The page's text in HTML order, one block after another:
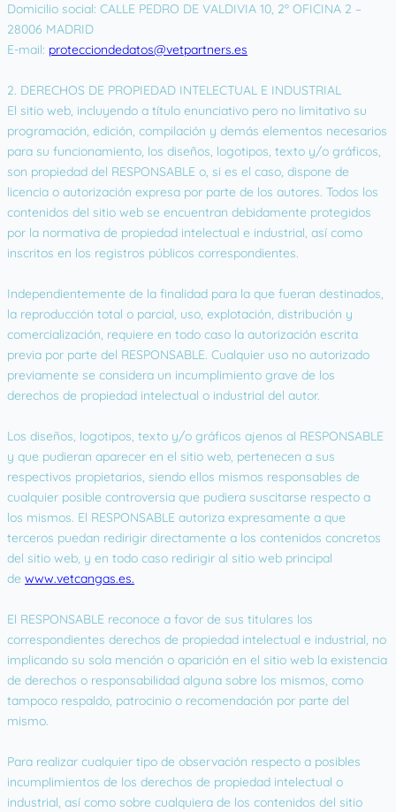
Domicilio social: CALLE PEDRO DE VALDIVIA 10, 2º OFICINA 2 –
28006 MADRID
E-mail: protecciondedatos@vetpartners.es
2. DERECHOS DE PROPIEDAD INTELECTUAL E INDUSTRIAL
El sitio web, incluyendo a título enunciativo pero no limitativo su
programación, edición, compilación y demás elementos necesarios
para su funcionamiento, los diseños, logotipos, texto y/o gráficos,
son propiedad del RESPONSABLE o, si es el caso, dispone de
licencia o autorización expresa por parte de los autores. Todos los
contenidos del sitio web se encuentran debidamente protegidos
por la normativa de propiedad intelectual e industrial, así como
inscritos en los registros públicos correspondientes.
Independientemente de la finalidad para la que fueran destinados,
la reproducción total o parcial, uso, explotación, distribución y
comercialización, requiere en todo caso la autorización escrita
previa por parte del RESPONSABLE. Cualquier uso no autorizado
previamente se considera un incumplimiento grave de los
derechos de propiedad intelectual o industrial del autor.
Los diseños, logotipos, texto y/o gráficos ajenos al RESPONSABLE
y que pudieran aparecer en el sitio web, pertenecen a sus
respectivos propietarios, siendo ellos mismos responsables de
cualquier posible controversia que pudiera suscitarse respecto a
los mismos. El RESPONSABLE autoriza expresamente a que
terceros puedan redirigir directamente a los contenidos concretos
del sitio web, y en todo caso redirigir al sitio web principal
de www.vetcangas.es.
El RESPONSABLE reconoce a favor de sus titulares los
correspondientes derechos de propiedad intelectual e industrial, no
implicando su sola mención o aparición en el sitio web la existencia
de derechos o responsabilidad alguna sobre los mismos, como
tampoco respaldo, patrocinio o recomendación por parte del
mismo.
Para realizar cualquier tipo de observación respecto a posibles
incumplimientos de los derechos de propiedad intelectual o
industrial, así como sobre cualquiera de los contenidos del sitio